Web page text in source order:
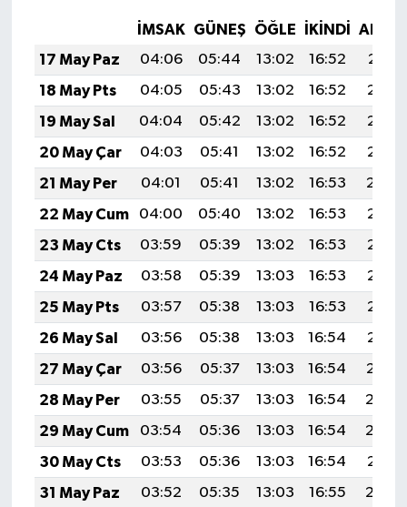
İMSAK GÜNEŞ ÖĞLE İKINDI
17 May Paz
04:06 05:44 13:02 16:52
20:11
18 May Pts
04:05 05:43 13:02 16:52
20:12
19 May Sal
04:04 05:42 13:02 16:52
20:12
20 May Çar
04:03 05:41 13:02 16:52
20:13
21 May Per
04:01 05:41 13:02 16:53
20:14
22 May Cum
04:00 05:40 13:02 16:53
20:15
23 May Cts
03:59 05:39 13:02 16:53
20:16
24 May Paz
03:58 05:39 13:03 16:53
20:16
25 May Pts
03:57 05:38 13:03 16:53
20:17
26 May Sal
03:56 05:38 13:03 16:54
20:18
27 May Çar
03:56 05:37 13:03 16:54
20:19
28 May Per
03:55 05:37 13:03 16:54
20:20
29 May Cum
03:54 05:36 13:03 16:54
20:20
30 May Cts
03:53 05:36 13:03 16:54
20:21
31 May Paz
03:52 05:35 13:03 16:55
20:22